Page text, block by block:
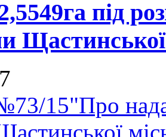
під
15"Про